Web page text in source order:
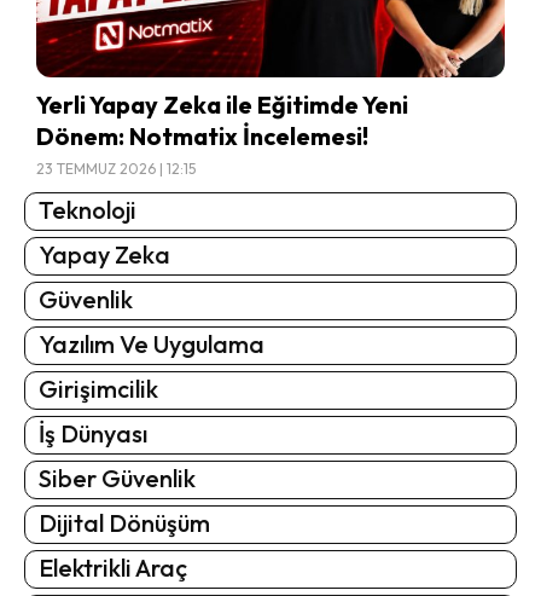
Yerli Yapay Zeka ile Eğitimde Yeni
Dönem: Notmatix İncelemesi!
23 TEMMUZ 2026 | 12:15
Teknoloji
Yapay Zeka
Güvenlik
Yazılım Ve Uygulama
Girişimcilik
İş Dünyası
Siber Güvenlik
Dijital Dönüşüm
Elektrikli Araç